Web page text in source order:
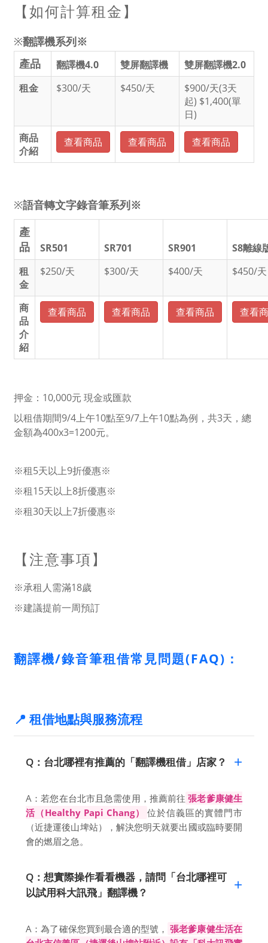
【如何計算租金】
※翻譯機系列※
產品
翻譯機4.0 雙屏翻譯機
雙屏翻譯機2.0
租金
$300/天 $450/天
$900/天(3天
起) $1,400(單
日)
商品
介紹
查看商品 查看商品 查看商品
※語音轉文字錄音筆系列※
產
品
SR501 SR701 SR901
S8離線
租
金
$250/天 $300/天 $400/天 $450/天
商
品
介
紹
查看商品 查看商品 查看商品 查看
押金：10,000元 現金或匯款
以租借期間9/4上午10點至9/7上午10點為例，共3天，總
金額為400x3=1200元。
※租5天以上9折優惠※
※租15天以上8折優惠※
※租30天以上7折優惠※
【注意事項】
※承租人需滿18歲
※建議提前一周預訂
翻譯機/錄音筆租借常見問題(FAQ)：
📍 租借地點與服務流程
Q：台北哪裡有推薦的「翻譯機租借」店家？
A：若您在台北市且急需使用，推薦前往 張老爹康健生
活（Healthy Papi Chang）
位於信義區的實體門市
（近捷運後山埤站），解決您明天就要出國或臨時要開
會的燃眉之急。
Q：想實際操作看看機器，請問「台北哪裡可
以試用科大訊飛」翻譯機？
A：為了確保您買到最合適的型號， 張老爹康健生活在